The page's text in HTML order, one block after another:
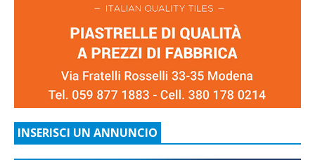
INSERISCI UN ANNUNCIO